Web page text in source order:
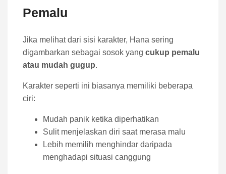
Pemalu
Jika melihat dari sisi karakter, Hana sering
digambarkan sebagai sosok yang cukup pemalu
atau mudah gugup.
Karakter seperti ini biasanya memiliki beberapa
ciri:
Mudah panik ketika diperhatikan
Sulit menjelaskan diri saat merasa malu
Lebih memilih menghindar daripada
menghadapi situasi canggung